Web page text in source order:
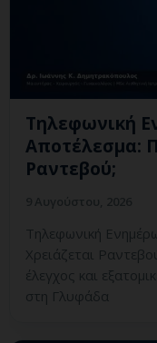
Τηλεφωνική
Αποτέλεσμα:
Ραντεβού;
Τηλεφωνική
Χρειάζεται
έλεγχος και
στη Γλυφάδα